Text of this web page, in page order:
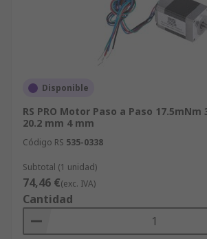
Disponible
RS PRO Motor Paso a Paso 17.5mNm
20.2 mm 4 mm
Código RS 535-0338
Subtotal (1 unidad)
74,46 €(exc. IVA)
Cantidad